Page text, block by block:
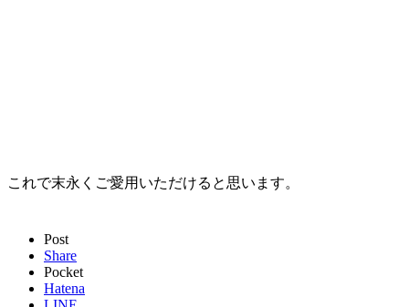
これで末永くご愛用いただけると思います。
Post
Share
Pocket
Hatena